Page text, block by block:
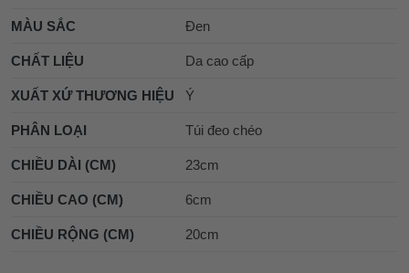
MÀU SẮC Đen
CHẤT LIỆU Da cao cấp
XUẤT XỨ THƯƠNG HIỆU Ý
PHÂN LOẠI Túi đeo chéo
CHIỀU DÀI (CM) 23cm
CHIỀU CAO (CM) 6cm
CHIỀU RỘNG (CM) 20cm